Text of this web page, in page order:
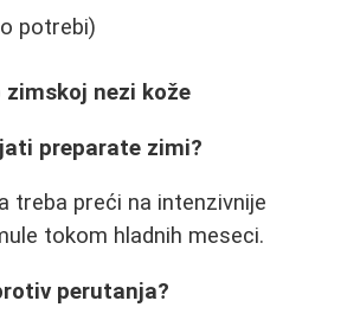
potrebi)
nezi kože
preparate zimi?
treba preći na intenzivnije
tokom hladnih meseci.
perutanja?